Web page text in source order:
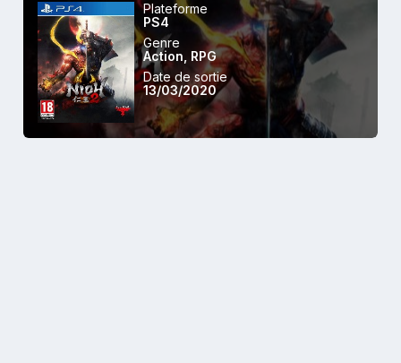
Plateforme
PS4
Genre
Action RPG
Date de sortie
13/03/2020